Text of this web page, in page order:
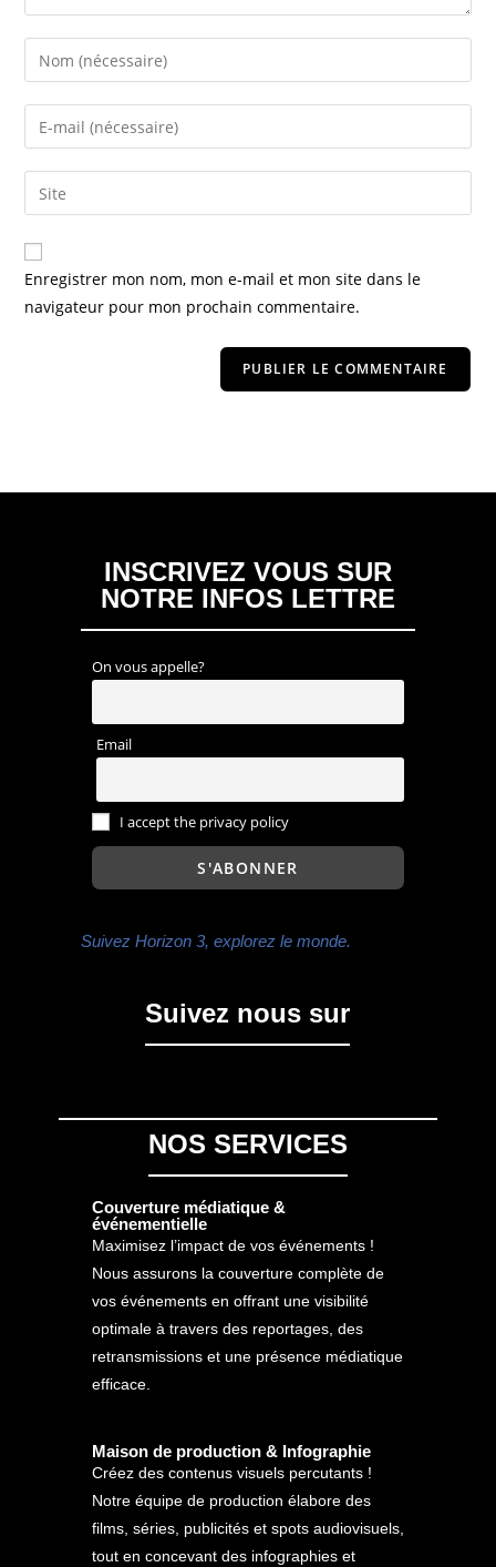
Enregistrer mon nom, mon e-mail et mon site dans le
navigateur pour mon prochain commentaire.
INSCRIVEZ VOUS SUR
NOTRE INFOS LETTRE
On vous appelle?
Email
I accept the privacy policy
Suivez Horizon 3, explorez le monde.
Suivez nous sur
NOS SERVICES
Couverture médiatique &
événementielle
Maximisez l’impact de vos événements !
Nous assurons la couverture complète de
vos événements en offrant une visibilité
optimale à travers des reportages, des
retransmissions et une présence médiatique
efficace.
Maison de production & Infographie
Créez des contenus visuels percutants !
Notre équipe de production élabore des
films, séries, publicités et spots audiovisuels,
tout en concevant des infographies et